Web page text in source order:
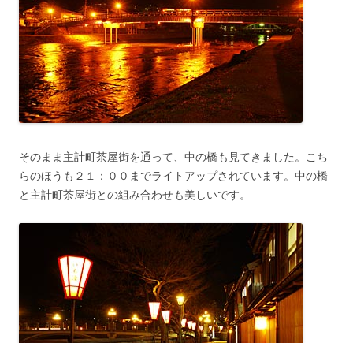
そのまま主計町茶屋街を通って、中の橋も見てきました。こち
らのほうも２１：００までライトアップされています。中の橋
と主計町茶屋街との組み合わせも美しいです。